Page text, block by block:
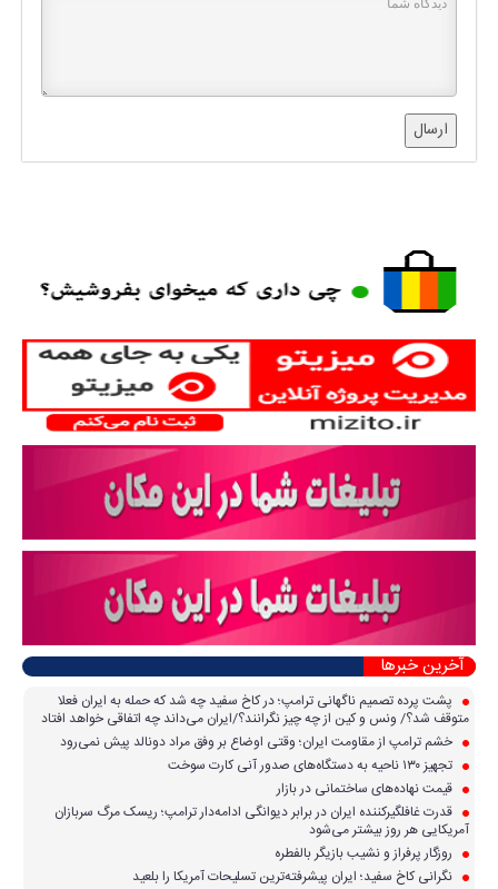
ارسال
آخرین خبرها
پشت پرده تصمیم ناگهانی ترامپ؛ در کاخ سفید چه شد که حمله به ایران فعلا
متوقف شد؟/ ونس و کین از چه چیز نگرانند؟/ایران می‌داند چه اتفاقی خواهد افتاد
خشم ترامپ از مقاومت ایران؛ وقتی اوضاع بر وفق مراد دونالد پیش نمی‌رود
تجهیز ۱۳۰ ناحیه به دستگاه‌های صدور آنی کارت سوخت
قیمت نهاده‌های ساختمانی در بازار
قدرت غافلگیرکننده ایران در برابر دیوانگی ادامه‌دار ترامپ؛ ریسک مرگ سربازان
آمریکایی هر روز بیشتر می‌شود
روزگار پرفراز و نشیب بازیگر بالفطره
نگرانی کاخ سفید؛ ایران پیشرفته‌ترین تسلیحات آمریکا را بلعید